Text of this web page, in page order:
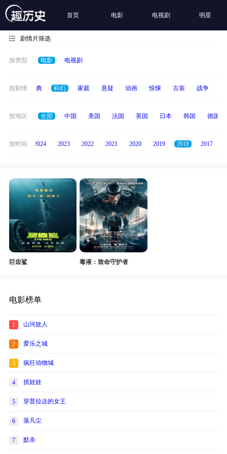
首页 电影 电视剧 明星
剧情片筛选
按类型 电影 电视剧
按剧情
恐怖 经典 科幻 家庭 悬疑 动画 惊悚 古装 战争
按地区 全部 中国 美国 法国 英国 日本 韩国 德国
按时间
2025 2024 2023 2022 2021 2020 2019 2018 2017
巨齿鲨 毒液：致命守护者
电影榜单
1 山河故人
2 爱乐之城
3 疯狂动物城
4 抓娃娃
5 穿普拉达的女王
6 落凡尘
7 默杀